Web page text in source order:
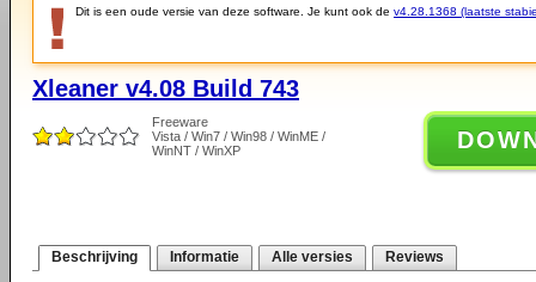
Dit is een oude versie van deze software. Je kunt ook de v4.28.1368 (laatste
Xleaner v4.08 Build 743
Freeware
Vista / Win7 / Win98 / WinME /
WinNT / WinXP
Beschrijving Informatie Alle versies Reviews